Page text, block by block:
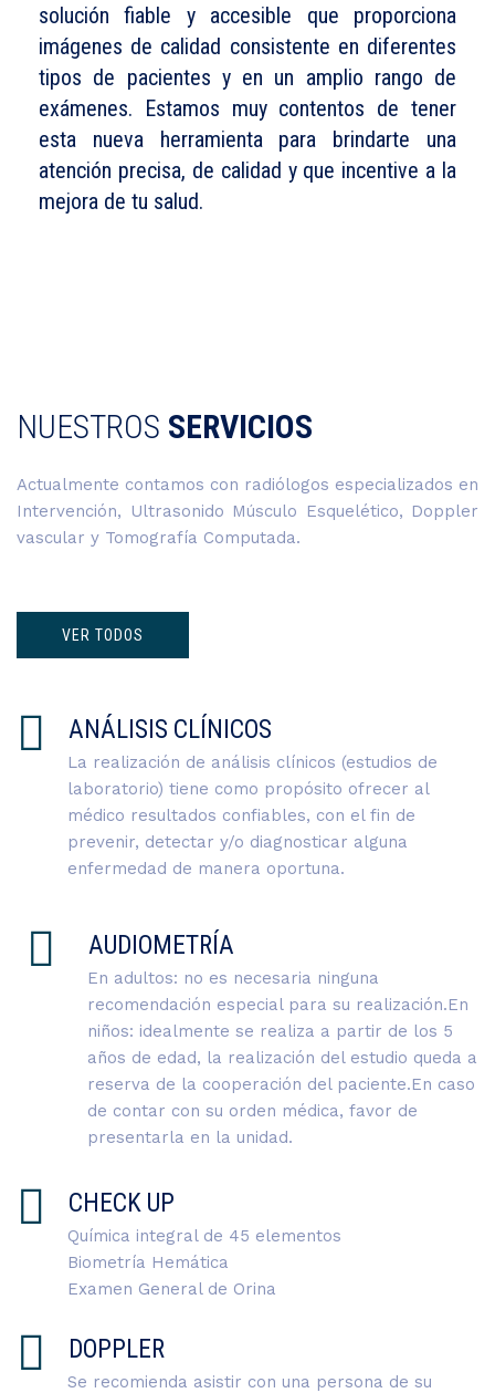
solución fiable y accesible que proporciona
imágenes de calidad consistente en diferentes
tipos de pacientes y en un amplio rango de
exámenes. Estamos muy contentos de tener
esta nueva herramienta para brindarte una
atención precisa, de calidad y que incentive a la
mejora de tu salud.
NUESTROS SERVICIOS
Actualmente contamos con radiólogos especializados en
Intervención, Ultrasonido Músculo Esquelético, Doppler
vascular y Tomografía Computada.
VER TODOS
ANÁLISIS CLÍNICOS
La realización de análisis clínicos (estudios de
laboratorio) tiene como propósito ofrecer al
médico resultados confiables, con el fin de
prevenir, detectar y/o diagnosticar alguna
enfermedad de manera oportuna.
AUDIOMETRÍA
En adultos: no es necesaria ninguna
recomendación especial para su realización.En
niños: idealmente se realiza a partir de los 5
años de edad, la realización del estudio queda a
reserva de la cooperación del paciente.En caso
de contar con su orden médica, favor de
presentarla en la unidad.
CHECK UP
Química integral de 45 elementos
Biometría Hemática
Examen General de Orina
DOPPLER
Se recomienda asistir con una persona de su